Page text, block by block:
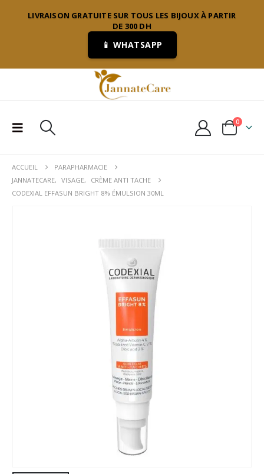
LIVRAISON GRATUITE SUR TOUS LES BIJOUX À PARTIR
DE 300 DH
📱 WHATSAPP
0
ACCUEIL
PARAPHARMACIE
JANNATECARE, VISAGE,
CRÈME ANTI TACHE
CODEXIAL EFFASUN BRIGHT 8% ÉMULSION 30ML